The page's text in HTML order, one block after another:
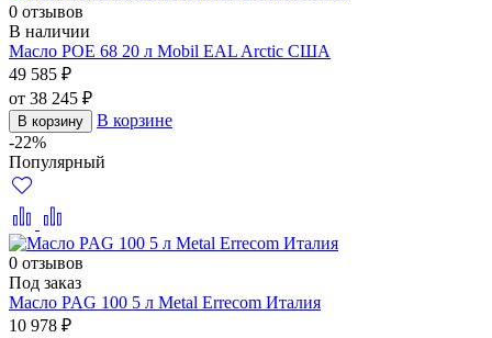
0 отзывов
В наличии
Масло POE 68 20 л Mobil EAL Arctic США
49 585 ₽
от 38 245 ₽
В корзину
В корзине
-22%
Популярный
0 отзывов
Под заказ
Масло PAG 100 5 л Metal Errecom Италия
10 978 ₽